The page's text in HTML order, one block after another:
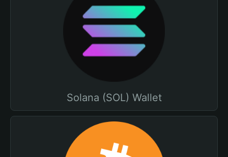
Solana (SOL) Wallet